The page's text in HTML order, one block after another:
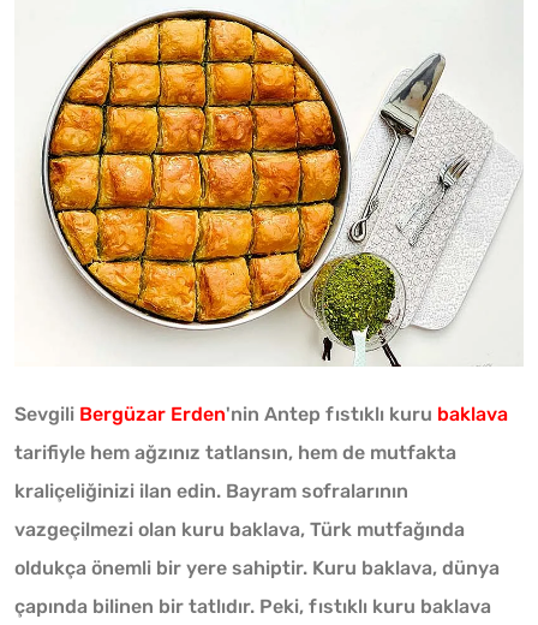
Sevgili Bergüzar Erden'nin Antep fıstıklı kuru baklava
tarifiyle hem ağzınız tatlansın, hem de mutfakta
kraliçeliğinizi ilan edin. Bayram sofralarının
vazgeçilmezi olan kuru baklava, Türk mutfağında
oldukça önemli bir yere sahiptir. Kuru baklava, dünya
çapında bilinen bir tatlıdır. Peki, fıstıklı kuru baklava